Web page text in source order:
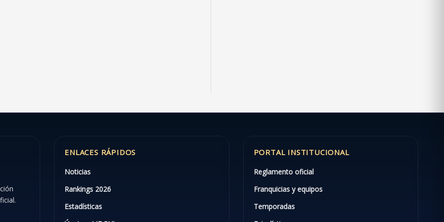
ENLACES RÁPIDOS
Noticias
Rankings 2026
Estadísticas
PORTAL INSTITUCIONAL
Reglamento oficial
Franquicias y equipos
Temporadas